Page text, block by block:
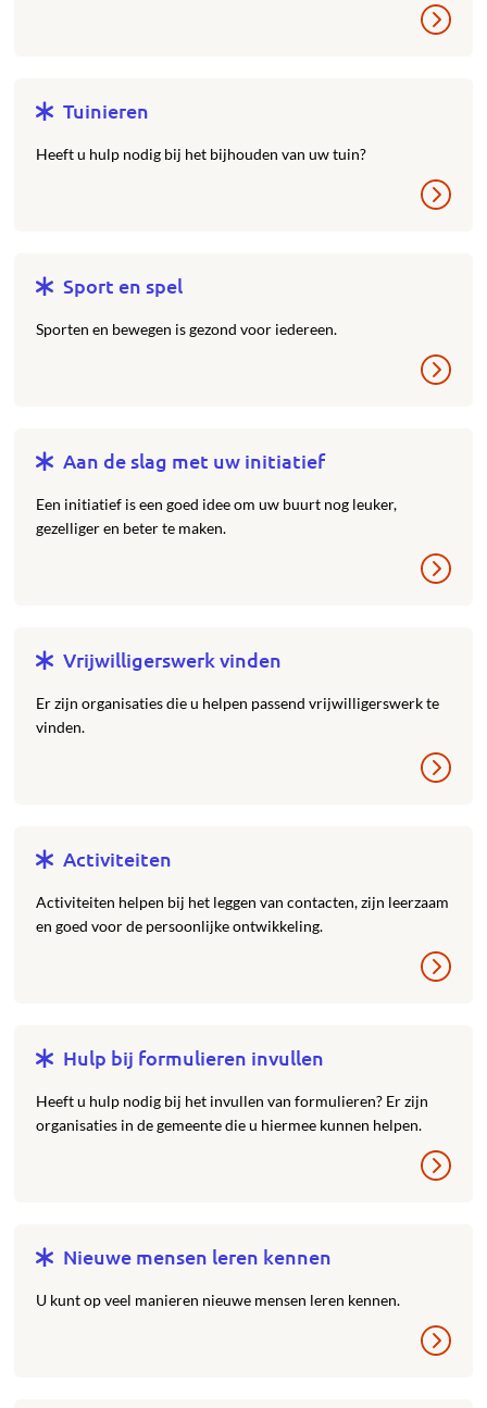
Tuinieren
Heeft u hulp nodig bij het bijhouden van uw tuin?
Sport en spel
Sporten en bewegen is gezond voor iedereen.
Aan de slag met uw initiatief
Een initiatief is een goed idee om uw buurt nog leuker,
gezelliger en beter te maken.
Vrijwilligerswerk vinden
Er zijn organisaties die u helpen passend vrijwilligerswerk te
vinden.
Activiteiten
Activiteiten helpen bij het leggen van contacten, zijn leerzaam
en goed voor de persoonlijke ontwikkeling.
Hulp bij formulieren invullen
Heeft u hulp nodig bij het invullen van formulieren? Er zijn
organisaties in de gemeente die u hiermee kunnen helpen.
Nieuwe mensen leren kennen
U kunt op veel manieren nieuwe mensen leren kennen.